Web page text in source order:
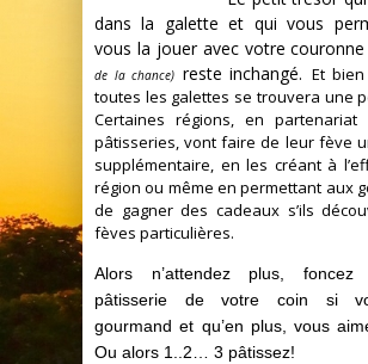
dans la galette et qui vous
vous la jouer avec votre
de la chance) reste inchangé. Et
toutes les galettes se trouvera une
Certaines régions, en partenariat
pâtisseries, vont faire de leur fève
supplémentaire, en les créant à
région ou même en permettant aux
de gagner des cadeaux s’ils
fèves particulières.
Alors n’attendez plus,
pâtisserie de votre coin si
gourmand et qu’en plus, vous
Ou alors 1..2… 3 pâtissez!